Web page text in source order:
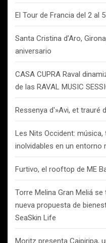
El Tour de Francia del 2 al
Santa Cristina d’Aro,
aniversario
CASA CUPRA Raval
de las RAVAL MUSIC
Ressenya d'»Avi, et trauré
Les Nits Occident:
inolvidables en un entorno
Furtivo, el rooftop de ME
Torre Melina Gran Meliá
nueva propuesta de
SeaSkin Life
Moritz presenta Caipiripa,